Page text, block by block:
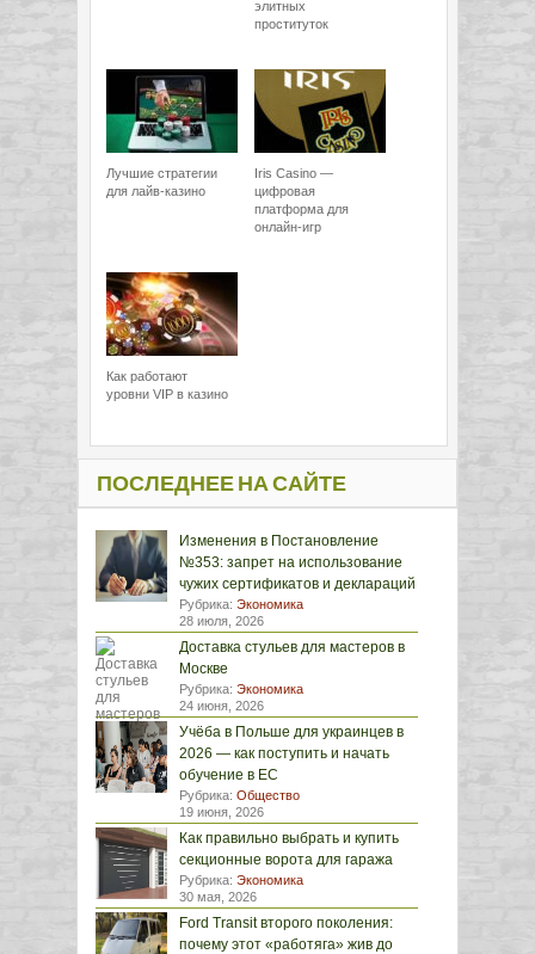
элитных
проституток
Лучшие стратегии
для лайв-казино
Iris Casino —
цифровая
платформа для
онлайн-игр
Как работают
уровни VIP в казино
ПОСЛЕДНЕЕ НА САЙТЕ
Изменения в Постановление
№353: запрет на использование
чужих сертификатов и деклараций
Рубрика: Экономика
28 июля, 2026
Доставка стульев для мастеров в
Москве
Рубрика: Экономика
24 июня, 2026
Учёба в Польше для украинцев в
2026 — как поступить и начать
обучение в ЕС
Рубрика: Общество
19 июня, 2026
Как правильно выбрать и купить
секционные ворота для гаража
Рубрика: Экономика
30 мая, 2026
Ford Transit второго поколения:
почему этот «работяга» жив до